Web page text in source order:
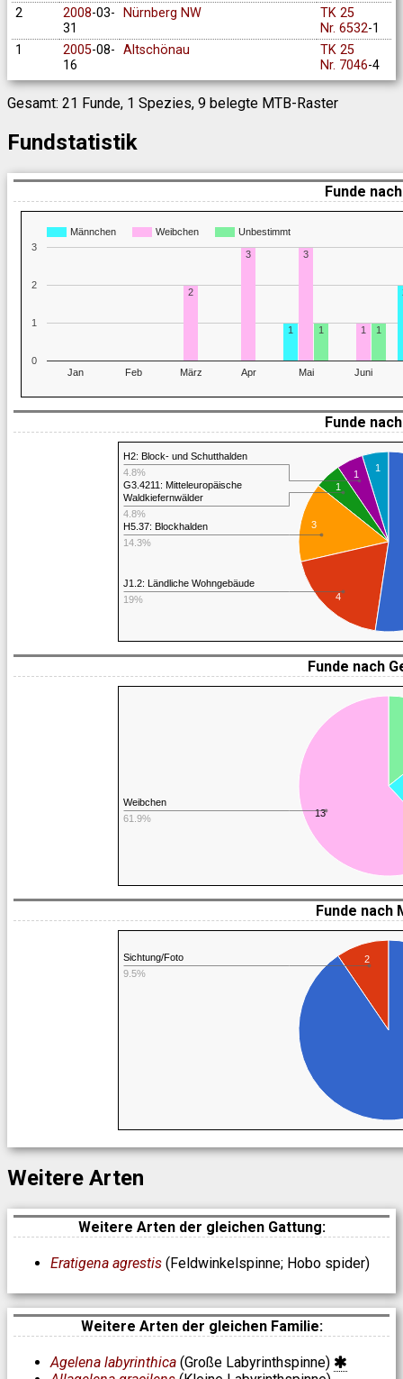
2
2008-03-
31
Nürnberg NW
TK 25
Nr. 6532-1
1
2005-08-
16
Altschönau
TK 25
Nr. 7046-4
Gesamt: 21 Funde, 1 Spezies, 9 belegte MTB-Raster
Fundstatistik
Funde
Männchen Weibchen Unbestimmt
Jan Feb März Apr Mai Juni
0
1
2
3
1
2
3 3
1
1 1
Funde
1
1
1
3
4
J1.2: Ländliche Wohngebäude
19%
H5.37: Blockhalden
14.3%
G3.4211: Mitteleuropäische
Waldkiefernwälder
4.8%
H2: Block- und Schutthalden
4.8%
Funde nach
13
Weibchen
61.9%
Funde nach
2
Sichtung/Foto
9.5%
Weitere Arten
Weitere Arten der gleichen Gattung:
Eratigena agrestis (Feldwinkelspinne; Hobo spider)
Weitere Arten der gleichen Familie:
Agelena labyrinthica (Große Labyrinthspinne)